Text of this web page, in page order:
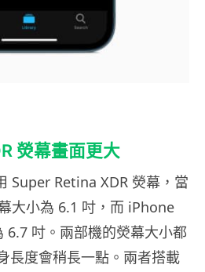
熒幕畫面更大
Super Retina XDR 熒幕，當
大小為 6.1 吋，而 iPhone
6.7 吋。兩部機的熒幕大小都
長度會稍長一點。兩者搭載